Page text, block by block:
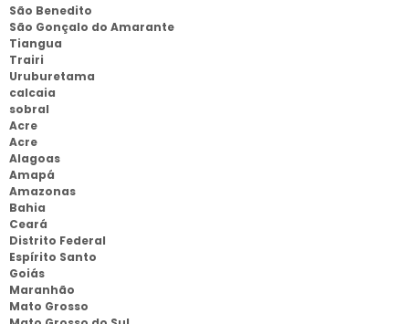
São Benedito
São Gonçalo do Amarante
Tiangua
Trairi
Uruburetama
calcaia
sobral
Acre
Acre
Alagoas
Amapá
Amazonas
Bahia
Ceará
Distrito Federal
Espírito Santo
Goiás
Maranhão
Mato Grosso